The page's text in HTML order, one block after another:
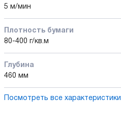
5 м/мин
Плотность бумаги
80-400 г/кв.м
Глубина
460 мм
Посмотреть все характеристики